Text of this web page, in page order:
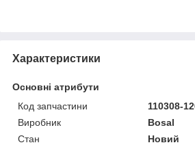
Характеристики
Основні атрибути
Код запчастини
110308-
Виробник
Bosal
Стан
Новий